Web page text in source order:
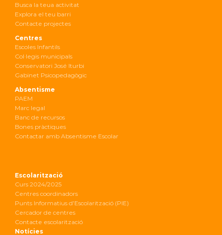
Busca la teua activitat
Explora el teu barri
Contacte projectes
Centres
Escoles Infantils
Col·legis municipals
Conservatori José Iturbi
Gabinet Psicopedagògic
Absentisme
PAEM
Marc legal
Banc de recursos
Bones pràctiques
Contactar amb Absentisme Escolar
Escolarització
Curs 2024/2025
Centres coordinadors
Punts Informatius d’Escolarització (PIE)
Cercador de centres
Contacte escolarització
Notícies